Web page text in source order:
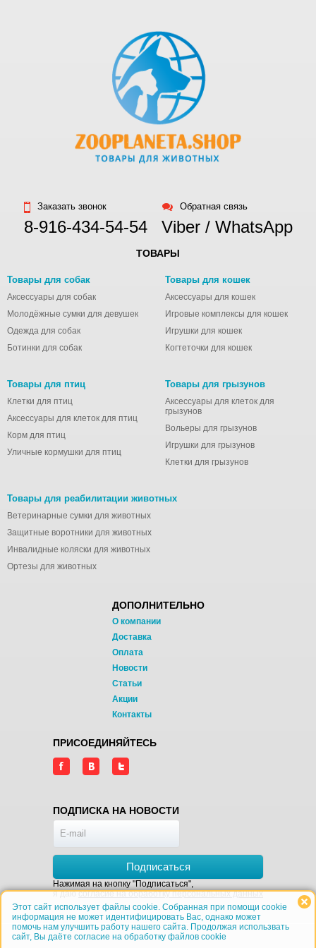
фабрике
NorthStar® из
свежих,
ингредиентов.
А что ещё
важнее, их
полюбит ваша
собака!
Заказать звонок
8-916-434-54-54
Обратная связь
Viber / WhatsApp
ТОВАРЫ
Товары для собак
Аксессуары для собак
Молодёжные сумки для девушек
Одежда для собак
Ботинки для собак
Товары для кошек
Аксессуары для кошек
Игровые комплексы для кошек
Игрушки для кошек
Когтеточки для кошек
Товары для птиц
Клетки для птиц
Аксессуары для клеток для птиц
Корм для птиц
Уличные кормушки для птиц
Товары для грызунов
Аксессуары для клеток для
грызунов
Вольеры для грызунов
Игрушки для грызунов
Клетки для грызунов
Товары для реабилитации животных
Ветеринарные сумки для животных
Защитные воротники для животных
Инвалидные коляски для животных
Ортезы для животных
ДОПОЛНИТЕЛЬНО
О компании
Доставка
Оплата
Новости
Статьи
Акции
Контакты
ПРИСОЕДИНЯЙТЕСЬ
ПОДПИСКА НА НОВОСТИ
Подписаться
Нажимая на кнопку "Подписаться",
я даюсогласие на обработку персональных данных
Этот сайт использует файлы cookie. Собранная при помощи cookie
информация не может идентифицировать Вас, однако может
помочь нам улучшить работу нашего сайта. Продолжая использвать
сайт, Вы даёте согласие на обработку файлов cookie